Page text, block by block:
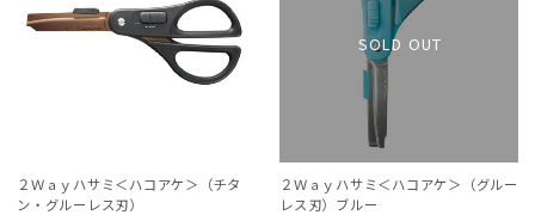
２Ｗａｙハサミ＜ハコアケ＞（チタ
ン・グルーレス刃）
２Ｗａｙハサミ＜ハコアケ＞（グルー
レス刃）ブルー